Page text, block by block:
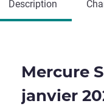
Description
Mercure
janvier